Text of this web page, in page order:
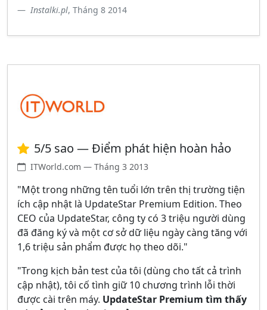
Instalki.pl, Tháng 8 2014
5/5 sao — Điểm phát hiện hoàn hảo
ITWorld.com — Tháng 3 2013
"Một trong những tên tuổi lớn trên thị trường tiện
ích cập nhật là UpdateStar Premium Edition. Theo
CEO của UpdateStar, công ty có 3 triệu người dùng
đã đăng ký và một cơ sở dữ liệu ngày càng tăng với
1,6 triệu sản phẩm được họ theo dõi."
"Trong kịch bản test của tôi (dùng cho tất cả trình
cập nhật), tôi cố tình giữ 10 chương trình lỗi thời
được cài trên máy. UpdateStar Premium tìm thấy